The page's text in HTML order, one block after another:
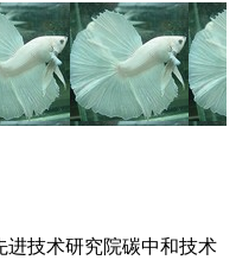
进技术研究院碳中和技术